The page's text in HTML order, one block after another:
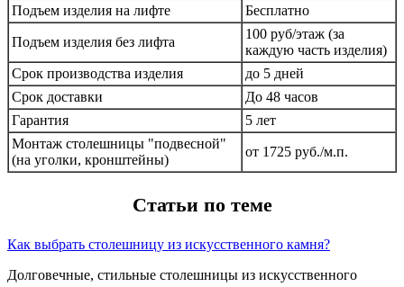
Подъем изделия на лифте
Бесплатно
Подъем изделия без лифта
100 руб/этаж (за
каждую часть изделия)
Срок производства изделия
до 5 дней
Срок доставки
До 48 часов
Гарантия
5 лет
Монтаж столешницы "подвесной"
(на уголки, кронштейны)
от 1725 руб./м.п.
Статьи по теме
Как выбрать столешницу из искусственного камня?
Долговечные, стильные столешницы из искусственного